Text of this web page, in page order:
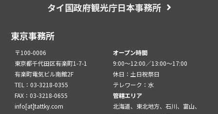
タイ国政府観光庁日本事務所
東京事務所
〒100-0006
東京都千代田区有楽町1-7-1
有楽町電気ビル南館2F
TEL：03-3218-0355
FAX：03-3218-0655
info[at]tattky.com
オープン時間
9:00～12:00／13:00～17:00
休日：土日祝祭日
テレワーク：水
管轄エリア
北海道、東北地方、石川、富山、